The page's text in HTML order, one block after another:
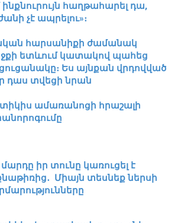
հաղթահարել դա,
չէ ապրելու»։
հարսանիքի ժամանակ
ետևում կատակով պահեց
Ես այնքան վրդովված
դաս տվեցի նրան
ամառանոցի հրաշալի
մարդը իր տունը կառուցել է
Միայն տեսնեք ներսի